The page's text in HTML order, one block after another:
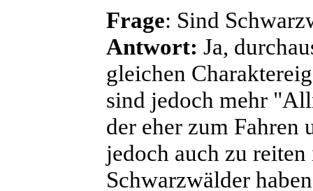
Frage: Sind
Antwort: Ja,
gleichen
sind jedoch mehr
der eher zum
jedoch auch zu
Schwarzwälder